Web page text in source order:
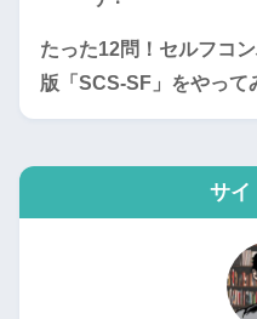
たった12問！セルフコ
版「SCS-SF」をやって
サイ